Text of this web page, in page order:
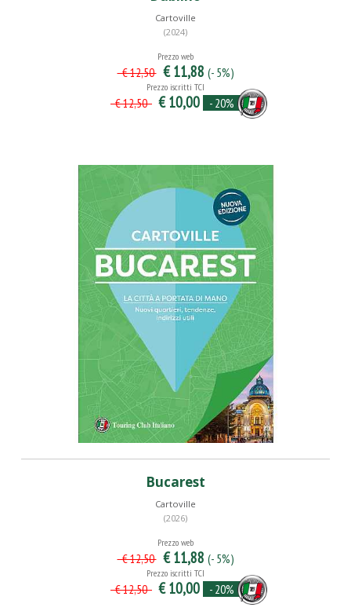
Cartoville
(2024)
Prezzo web
€ 12,50 € 11,88 (- 5%)
Prezzo iscritti TCI
€ 12,50 € 10,00 - 20%
Bucarest
Cartoville
(2026)
Prezzo web
€ 12,50 € 11,88 (- 5%)
Prezzo iscritti TCI
€ 12,50 € 10,00 - 20%